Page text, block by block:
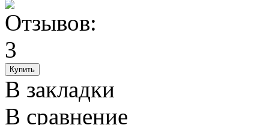
В закладки
В сравнение